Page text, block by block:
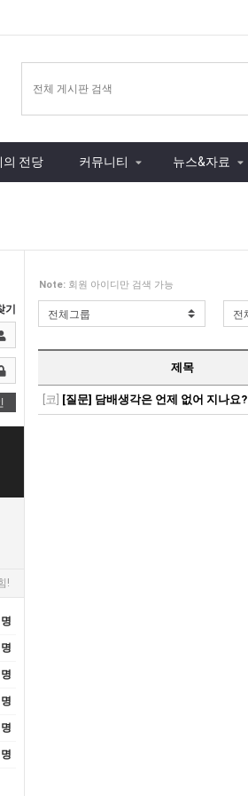
의 전당 커뮤니티 뉴스&자료
!
Note: 회원 아이디만 검색 가능
제목
[코] [질문] 담배생각은 언제 없어 지나요?